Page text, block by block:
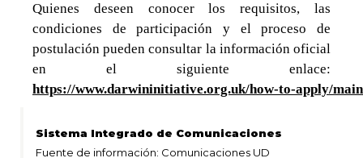
Quienes deseen conocer los requisitos, las
condiciones de participación y el proceso de
postulación pueden consultar la información oficial
en el siguiente enlace:
https://www.darwininitiative.org.uk/how-to-apply/
Sistema Integrado de Comunicaciones
Fuente de información: Comunicaciones UD